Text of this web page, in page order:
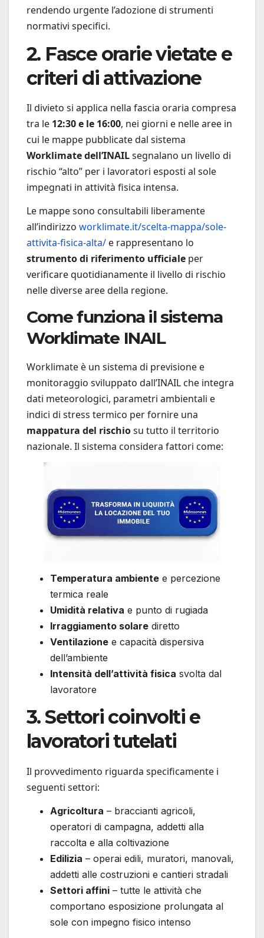
rendendo urgente l’adozione di strumenti
normativi specifici.
2. Fasce orarie vietate e
criteri di attivazione
Il divieto si applica nella fascia oraria compresa
tra le 12:30 e le 16:00, nei giorni e nelle aree in
cui le mappe pubblicate dal sistema
Worklimate dell’INAILsegnalano un livello di
rischio “alto” per i lavoratori esposti al sole
impegnati in attività fisica intensa.
Le mappe sono consultabili liberamente
all’indirizzo worklimate.it/scelta-mappa/sole-
attivita-fisica-alta/ e rappresentano lo
strumento di riferimento ufficiale per
verificare quotidianamente il livello di rischio
nelle diverse aree della regione.
Come funziona il sistema
Worklimate INAIL
Worklimate è un sistema di previsione e
monitoraggio sviluppato dall’INAIL che integra
dati meteorologici, parametri ambientali e
indici di stress termico per fornire una
mappatura del rischiosu tutto il territorio
nazionale. Il sistema considera fattori come:
Temperatura ambiente e percezione
termica reale
Umidità relativa e punto di rugiada
Irraggiamento solare diretto
Ventilazione e capacità dispersiva
dell’ambiente
Intensità dell’attività fisica svolta dal
lavoratore
3. Settori coinvolti e
lavoratori tutelati
Il provvedimento riguarda specificamente i
seguenti settori:
Agricoltura – braccianti agricoli,
operatori di campagna, addetti alla
raccolta e alla coltivazione
Edilizia – operai edili, muratori, manovali,
addetti alle costruzioni e cantieri stradali
Settori affini – tutte le attività che
comportano esposizione prolungata al
sole con impegno fisico intenso